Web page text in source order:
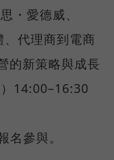
・愛德威、
代理商到電商
的新策略與成長
14:00–16:30
名參與。